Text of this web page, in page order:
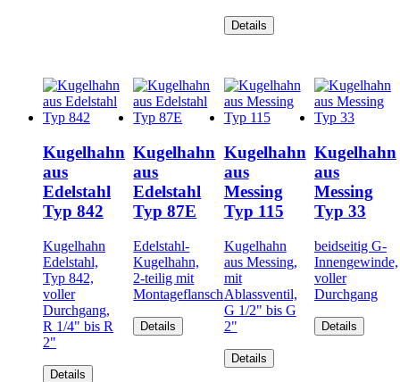
Details
Kugelhahn
aus
Edelstahl
Typ 842
Kugelhahn
Edelstahl,
Typ 842,
voller
Durchgang,
R 1/4" bis R
2"
Details
Kugelhahn
aus
Edelstahl
Typ 87E
Edelstahl-
Kugelhahn,
2-teilig mit
Montageflansch
Details
Kugelhahn
aus
Messing
Typ 115
Kugelhahn
aus Messing,
mit
Ablassventil,
G 1/2" bis G
2"
Details
Kugelhahn
aus
Messing
Typ 33
beidseitig G-
Innengewinde,
voller
Durchgang
Details